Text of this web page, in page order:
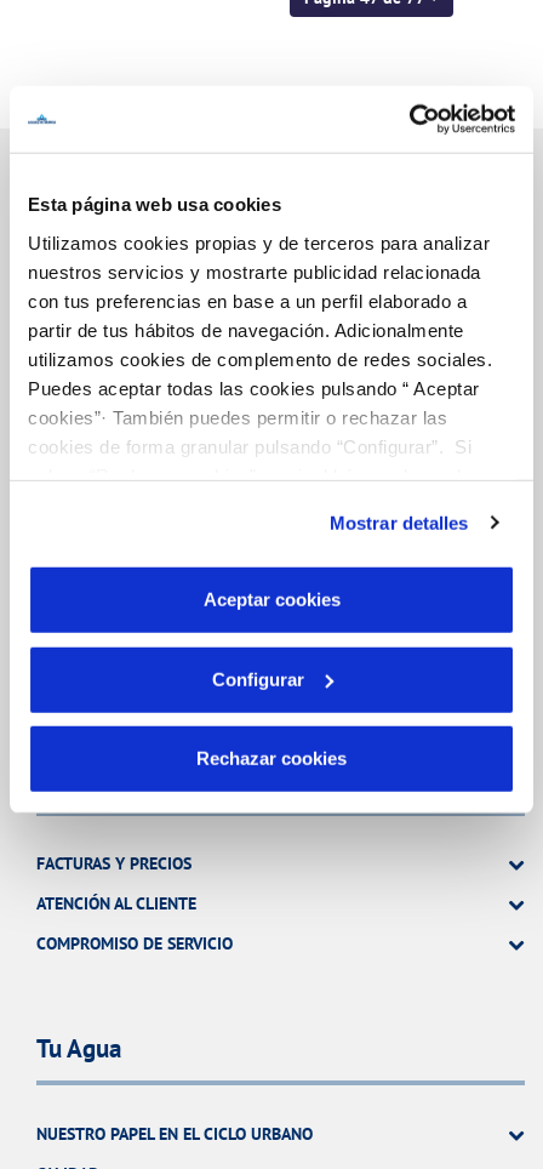
Esta página web usa cookies
Utilizamos cookies propias y de terceros para analizar
nuestros servicios y mostrarte publicidad relacionada
con tus preferencias en base a un perfil elaborado a
partir de tus hábitos de navegación. Adicionalmente
utilizamos cookies de complemento de redes sociales.
Puedes aceptar todas las cookies pulsando “ Aceptar
cookies”· También puedes permitir o rechazar las
cookies de forma granular pulsando “Configurar”. Si
son indispensables para que el sitio web funcione y que
por tanto no se pueden desactivar. Puedes consultar
más información en nuestraPolítica de Cookies
Mostrar detalles
Aceptar cookies
Configurar
Rechazar cookies
Inicio
Gestiones Online
FACTURAS, PAGOS Y CONSUMOS
CONTRATOS
TODAS LAS GESTIONES
FACTURAS Y PRECIOS
ATENCIÓN AL CLIENTE
COMPROMISO DE SERVICIO
Tu Agua
NUESTRO PAPEL EN EL CICLO URBANO